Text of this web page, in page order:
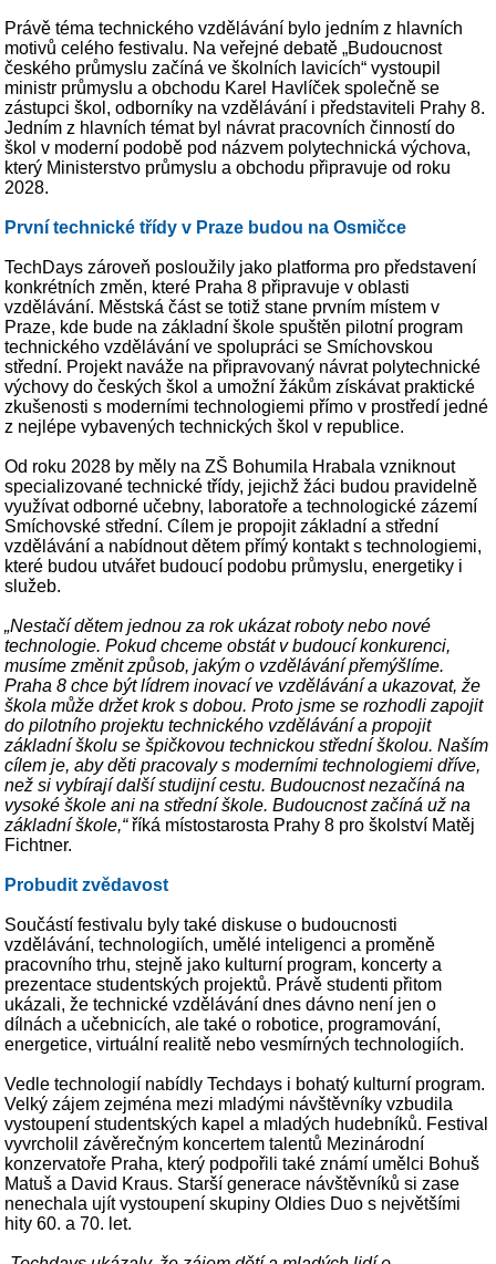
Právě téma technického vzdělávání bylo jedním z hlavních
motivů celého festivalu. Na veřejné debatě „Budoucnost
českého průmyslu začíná ve školních lavicích“ vystoupil
ministr průmyslu a obchodu Karel Havlíček společně se
zástupci škol, odborníky na vzdělávání i představiteli Prahy 8.
Jedním z hlavních témat byl návrat pracovních činností do
škol v moderní podobě pod názvem polytechnická výchova,
který Ministerstvo průmyslu a obchodu připravuje od roku
2028.
První technické třídy v Praze budou na Osmičce
TechDays zároveň posloužily jako platforma pro představení
konkrétních změn, které Praha 8 připravuje v oblasti
vzdělávání. Městská část se totiž stane prvním místem v
Praze, kde bude na základní škole spuštěn pilotní program
technického vzdělávání ve spolupráci se Smíchovskou
střední. Projekt naváže na připravovaný návrat polytechnické
výchovy do českých škol a umožní žákům získávat praktické
zkušenosti s moderními technologiemi přímo v prostředí jedné
z nejlépe vybavených technických škol v republice.
Od roku 2028 by měly na ZŠ Bohumila Hrabala vzniknout
specializované technické třídy, jejichž žáci budou pravidelně
využívat odborné učebny, laboratoře a technologické zázemí
Smíchovské střední. Cílem je propojit základní a střední
vzdělávání a nabídnout dětem přímý kontakt s technologiemi,
které budou utvářet budoucí podobu průmyslu, energetiky i
služeb.
„Nestačí dětem jednou za rok ukázat roboty nebo nové
technologie. Pokud chceme obstát v budoucí konkurenci,
musíme změnit způsob, jakým o vzdělávání přemýšlíme.
Praha 8 chce být lídrem inovací ve vzdělávání a ukazovat, že
škola může držet krok s dobou. Proto jsme se rozhodli zapojit
do pilotního projektu technického vzdělávání a propojit
základní školu se špičkovou technickou střední školou. Naším
cílem je, aby děti pracovaly s moderními technologiemi dříve,
než si vybírají další studijní cestu. Budoucnost nezačíná na
vysoké škole ani na střední škole. Budoucnost začíná už na
základní škole,“říká místostarosta Prahy 8 pro školství Matěj
Fichtner.
Probudit zvědavost
Součástí festivalu byly také diskuse o budoucnosti
vzdělávání, technologiích, umělé inteligenci a proměně
pracovního trhu, stejně jako kulturní program, koncerty a
prezentace studentských projektů. Právě studenti přitom
ukázali, že technické vzdělávání dnes dávno není jen o
dílnách a učebnicích, ale také o robotice, programování,
energetice, virtuální realitě nebo vesmírných technologiích.
Vedle technologií nabídly Techdays i bohatý kulturní program.
Velký zájem zejména mezi mladými návštěvníky vzbudila
vystoupení studentských kapel a mladých hudebníků. Festival
vyvrcholil závěrečným koncertem talentů Mezinárodní
konzervatoře Praha, který podpořili také známí umělci Bohuš
Matuš a David Kraus. Starší generace návštěvníků si zase
nenechala ujít vystoupení skupiny Oldies Duo s největšími
hity 60. a 70. let.